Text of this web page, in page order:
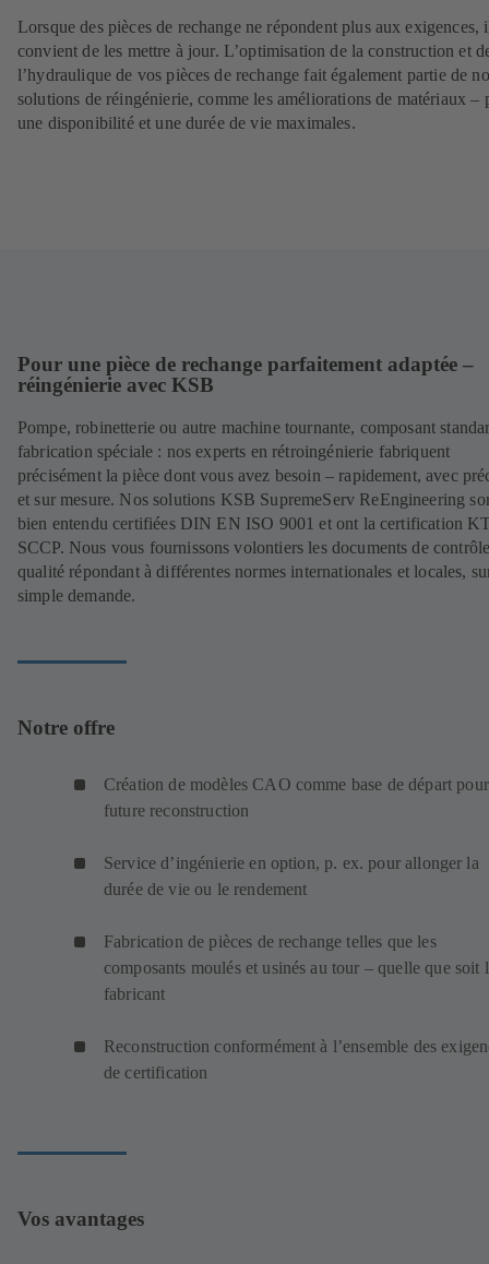
Lorsque des pièces de rechange ne répondent plus aux exigences,
convient de les mettre à jour. L’optimisation de la construction et
l’hydraulique de vos pièces de rechange fait également partie de
solutions de réingénierie, comme les améliorations de matériaux –
une disponibilité et une durée de vie maximales.
Pour une pièce de rechange parfaitement adaptée –
réingénierie avec KSB
Pompe, robinetterie ou autre machine tournante, composant
fabrication spéciale : nos experts en rétroingénierie fabriquent
précisément la pièce dont vous avez besoin – rapidement, avec
et sur mesure. Nos solutions KSB SupremeServ ReEngineering
bien entendu certifiées DIN EN ISO 9001 et ont la certification
SCCP. Nous vous fournissons volontiers les documents de
qualité répondant à différentes normes internationales et locales,
simple demande.
Notre offre
Création de modèles CAO comme base de départ
future reconstruction
Service d’ingénierie en option, p. ex. pour allonger la
durée de vie ou le rendement
Fabrication de pièces de rechange telles que les
composants moulés et usinés au tour – quelle que soit
fabricant
Reconstruction conformément à l’ensemble des
de certification
Vos avantages